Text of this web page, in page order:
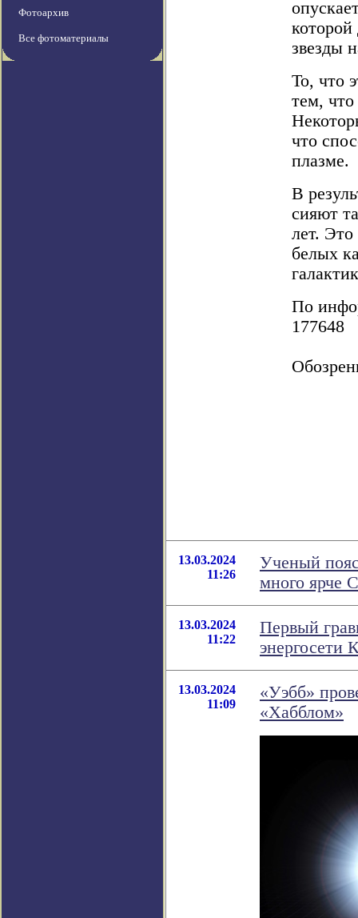
Фотоархив
Все фотоматериалы
которой
звезды
То, что
тем,
что
плазме.
В
сияют
лет. Это
белых
По
177648
13.03.2024
11:26
Ученый
много ярче
13.03.2024
11:22
Первый
энергосети
13.03.2024
11:09
«Уэбб»
«Хабблом»